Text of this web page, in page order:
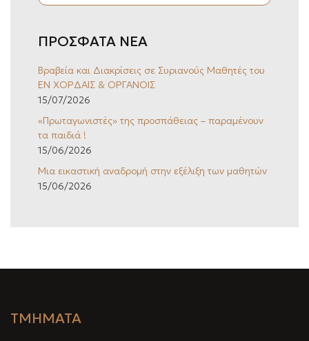
Χ
ΠΡΟΣΦΑΤΑ ΝΕΑ
Βραβεία και Διακρίσεις σε Συριανούς Μαθητές του
ΕΝ ΧΟΡΔΑΙΣ & ΟΡΓΑΝΟΙΣ
15/07/2026
«Πρωταγωνιστές» της προσπάθειας – παραμένουν
τα παιδιά !
15/06/2026
Μια εικαστική αναδρομή στην εξέλιξη των μαθητών
15/06/2026
ΤΜΗΜΑΤΑ